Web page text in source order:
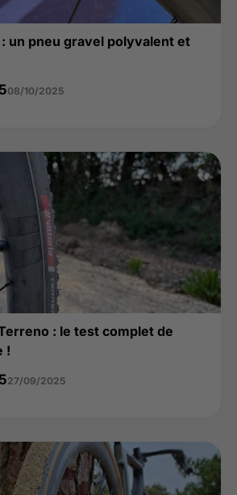
un pneu gravel polyvalent et
08/10/2025
: le test complet de
!
27/09/2025